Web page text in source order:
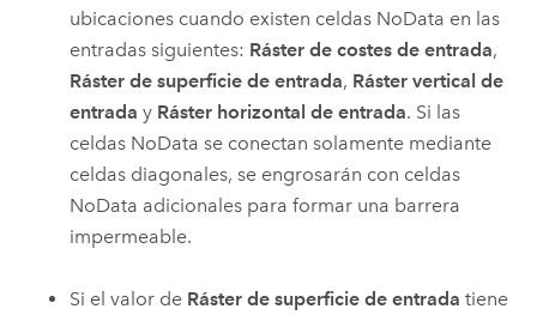
ubicaciones cuando existen celdas NoData en las
entradas siguientes: Ráster de costes de entrada,
Ráster de superficie de entrada, Ráster vertical de
entrada y Ráster horizontal de entrada. Si las
celdas NoData se conectan solamente mediante
celdas diagonales, se engrosarán con celdas
NoData adicionales para formar una barrera
impermeable.
Si el valor de Ráster de superficie de entrada tiene